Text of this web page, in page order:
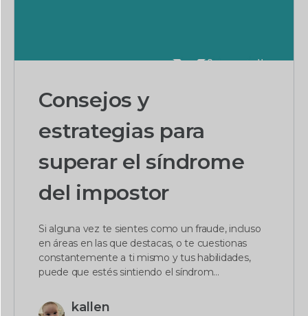
Consejos y
estrategias para
superar el síndrome
del impostor
Si alguna vez te sientes como un fraude, incluso
en áreas en las que destacas, o te cuestionas
constantemente a ti mismo y tus habilidades,
puede que estés sintiendo el síndrom...
kallen